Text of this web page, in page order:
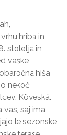
hriba in
stoletja in
vaške
hiša
nekoč
Köveskál
vas, saj ima
le sezonske